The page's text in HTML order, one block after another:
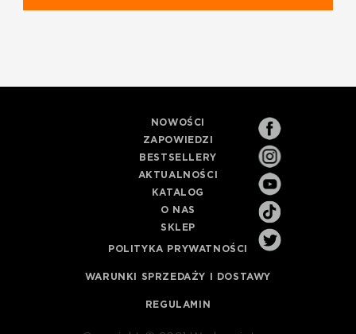
NOWOŚCI
ZAPOWIEDZI
BESTSELLERY
AKTUALNOŚCI
KATALOG
O NAS
SKLEP
POLITYKA PRYWATNOŚCI
WARUNKI SPRZEDAŻY I DOSTAWY
REGULAMIN